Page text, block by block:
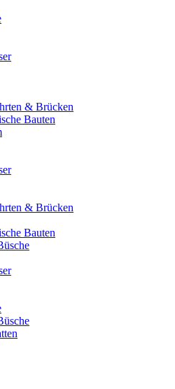
& Brücken
Bauten
& Brücken
Bauten